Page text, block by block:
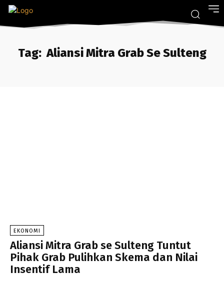
Tag: Aliansi Mitra Grab Se Sulteng
EKONOMI
Aliansi Mitra Grab se Sulteng Tuntut
Pihak Grab Pulihkan Skema dan Nilai
Insentif Lama